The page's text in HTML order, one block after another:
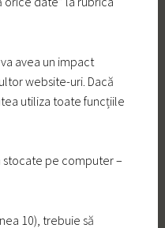
avea un impact
website-uri. Dacă
utiliza toate funcțiile
pe computer –
10), trebuie să